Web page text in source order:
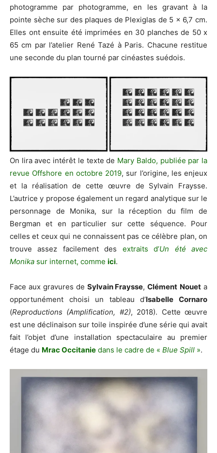
photogramme par photogramme, en les gravant à la
pointe sèche sur des plaques de Plexiglas de 5 x 6,7 cm.
Elles ont ensuite été imprimées en 30 planches de 50 x
65 cm par l’atelier René Tazé à Paris. Chacune restitue
une seconde du plan tourné par cinéastes suédois.
On lira avec intérêt le texte de Mary Baldo, publiée par la
revue Offshore en octobre 2019, sur l’origine, les enjeux
et la réalisation de cette œuvre de Sylvain Fraysse.
L’autrice y propose également un regard analytique sur le
personnage de Monika, sur la réception du film de
Bergman et en particulier sur cette séquence. Pour
celles et ceux qui ne connaissent pas ce célèbre plan, on
trouve assez facilement des extraits d’Un été avec
Monika sur internet, comme ici.
Face aux gravures de Sylvain Fraysse,Clément Nouet a
opportunément choisi un tableau d’Isabelle Cornaro
(Reproductions (Amplification, #2), 2018). Cette œuvre
est une déclinaison sur toile inspirée d’une série qui avait
fait l’objet d’une installation spectaculaire au premier
étage du Mrac Occitanie dans le cadre de « Blue Spill ».